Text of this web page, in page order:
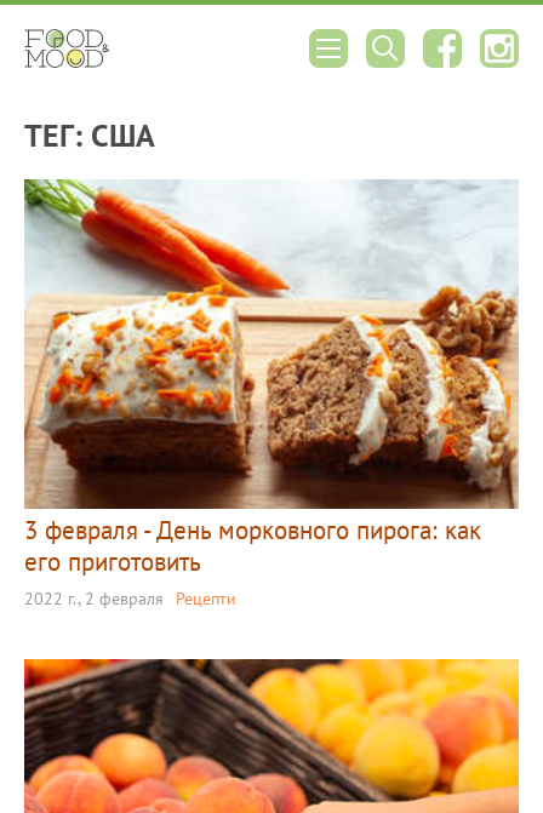
ТЕГ: США
3 февраля - День морковного пирога: как
его приготовить
2022 г., 2 февраля Рецепти